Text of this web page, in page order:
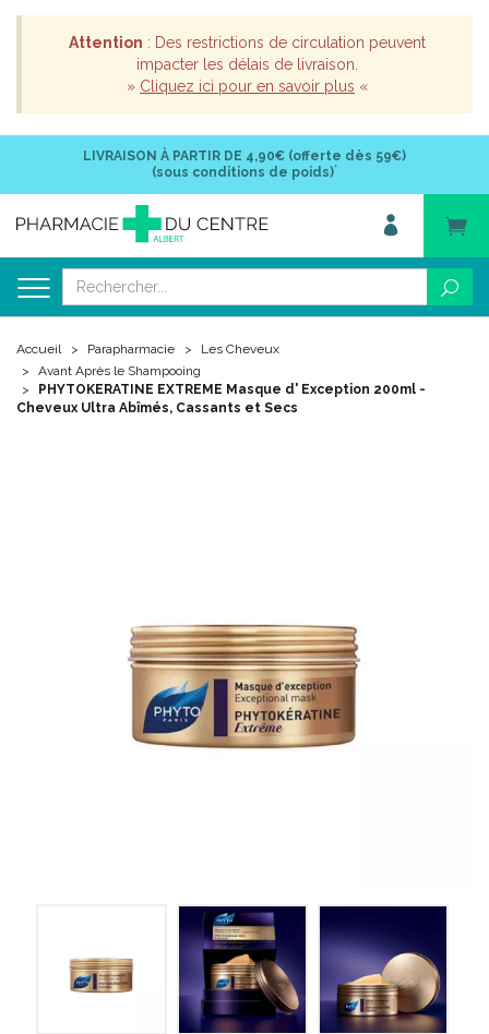
Attention : Des restrictions de circulation peuvent
impacter les délais de livraison.
» Cliquez ici pour en savoir plus «
LIVRAISON À PARTIR DE 4,90€ (offerte dès 59€)
(sous conditions de poids)*
Accueil Parapharmacie
Les Cheveux
Avant Après le Shampooing
PHYTOKERATINE EXTREME Masque d' Exception 200ml -
Cheveux Ultra Abîmés, Cassants et Secs